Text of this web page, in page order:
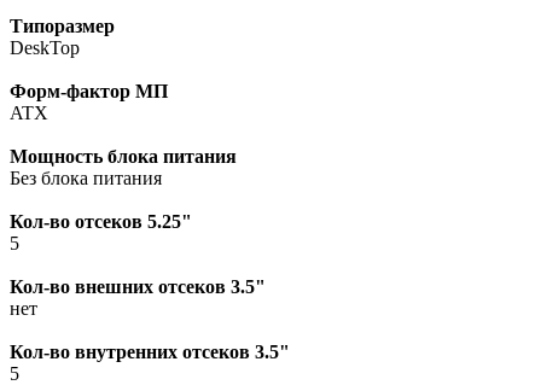
Типоразмер
DeskTop
Форм-фактор МП
ATX
Мощность блока питания
Без блока питания
Кол-во отсеков 5.25"
5
Кол-во внешних отсеков 3.5"
нет
Кол-во внутренних отсеков 3.5"
5